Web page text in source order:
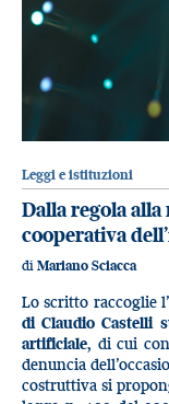
Leggi e istituzioni
Dalla regola
cooperativa
di Mariano Sciacca
Lo scritto raccoglie
di Claudio Castelli
artificiale, di cui
denuncia
costruttiva si